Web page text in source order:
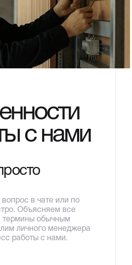
с нами
в чате или по
Объясняем все
термины обычным
личного менеджера
работы с нами.